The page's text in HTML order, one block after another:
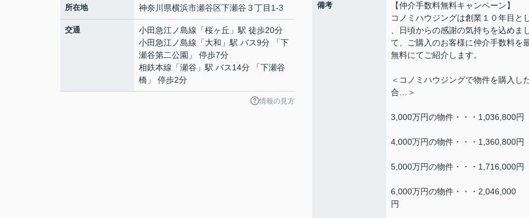
所在地 神奈川県横浜市瀬谷区下瀬谷 ３丁目1-3
交通 小田急江ノ島線 「桜ヶ丘 」駅 徒歩20分
小田急江ノ島線 「大和 」駅 バス9分 「下
瀬谷第二公園」 停歩7分
相鉄本線 「瀬谷 」駅 バス14分 「下瀬谷
橋」 停歩2分
情報の見方
備考
【仲介手数料無料キャンペーン】
コノミハウジングは創業１０年目と
、日頃からの感謝の気持ちを込めま
て、ご購入のお客様に仲介手数料を
無料にてご紹介します。
＜コノミハウジングで物件を購入し
合…＞
3,000万円の物件・・・1,036,800円
4,000万円の物件・・・1,360,800円
5,000万円の物件・・・1,716,000円
6,000万円の物件・・・2,046,000
円